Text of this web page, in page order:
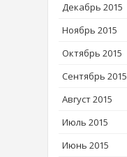
Декабрь 2015
Ноябрь 2015
Октябрь 2015
Сентябрь 2015
Август 2015
Июль 2015
Июнь 2015